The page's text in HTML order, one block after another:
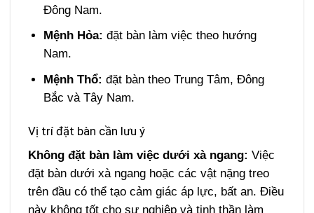
Đông Nam.
Mệnh Hỏa: đặt bàn làm việc theo hướng
Nam.
Mệnh Thổ: đặt bàn theo Trung Tâm, Đông
Bắc và Tây Nam.
Vị trí đặt bàn cần lưu ý
Không đặt bàn làm việc dưới xà ngang: Việc
đặt bàn dưới xà ngang hoặc các vật nặng treo
trên đầu có thể tạo cảm giác áp lực, bất an. Điều
này không tốt cho sự nghiệp và tinh thần làm